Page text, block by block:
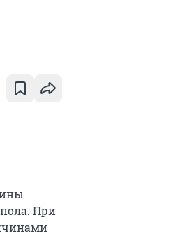
При